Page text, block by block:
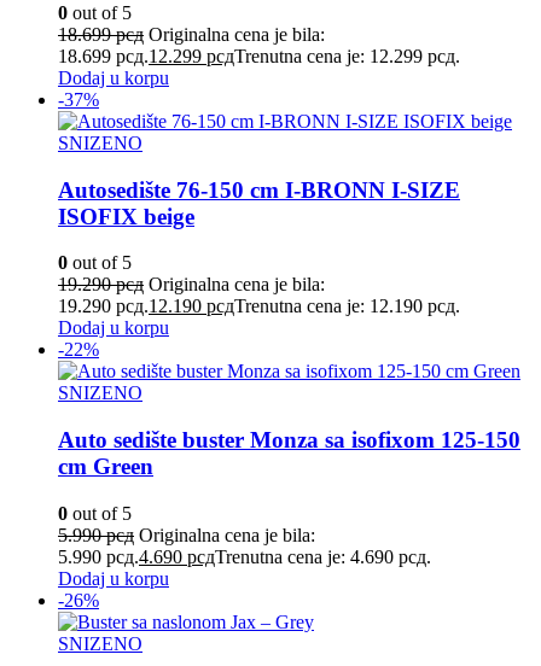
0 out of 5
18.699рсд Originalna cena je bila:
18.699 рсд.12.299 рсдTrenutna cena je: 12.299 рсд.
Dodaj u korpu
-37%
SNIZENO
Autosedište 76-150 cm I-BRONN I-SIZE
ISOFIX beige
0 out of 5
19.290рсд Originalna cena je bila:
19.290 рсд.12.190 рсдTrenutna cena je: 12.190 рсд.
Dodaj u korpu
-22%
SNIZENO
Auto sedište buster Monza sa isofixom 125-150
cm Green
0 out of 5
5.990рсд Originalna cena je bila:
5.990 рсд.4.690 рсдTrenutna cena je: 4.690 рсд.
Dodaj u korpu
-26%
SNIZENO